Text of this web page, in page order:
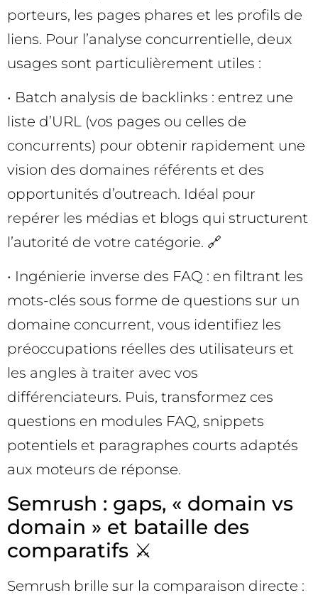
porteurs, les pages phares et les profils de
liens. Pour l’analyse concurrentielle, deux
usages sont particulièrement utiles :
• Batch analysis de backlinks : entrez une
liste d’URL (vos pages ou celles de
concurrents) pour obtenir rapidement une
vision des domaines référents et des
opportunités d’outreach. Idéal pour
repérer les médias et blogs qui structurent
l’autorité de votre catégorie. 🔗
• Ingénierie inverse des FAQ : en filtrant les
mots-clés sous forme de questions sur un
domaine concurrent, vous identifiez les
préoccupations réelles des utilisateurs et
les angles à traiter avec vos
différenciateurs. Puis, transformez ces
questions en modules FAQ, snippets
potentiels et paragraphes courts adaptés
aux moteurs de réponse.
Semrush : gaps, « domain vs
domain » et bataille des
comparatifs ⚔️
Semrush brille sur la comparaison directe :